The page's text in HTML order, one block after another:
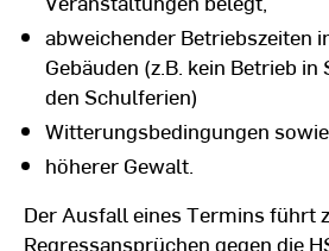
abweichender Betriebszeiten
Gebäuden (z.B. kein Betrieb
den Schulferien)
Witterungsbedingungen sowie
höherer Gewalt.
Der Ausfall eines Termins führt
Regressansprüchen gegen die